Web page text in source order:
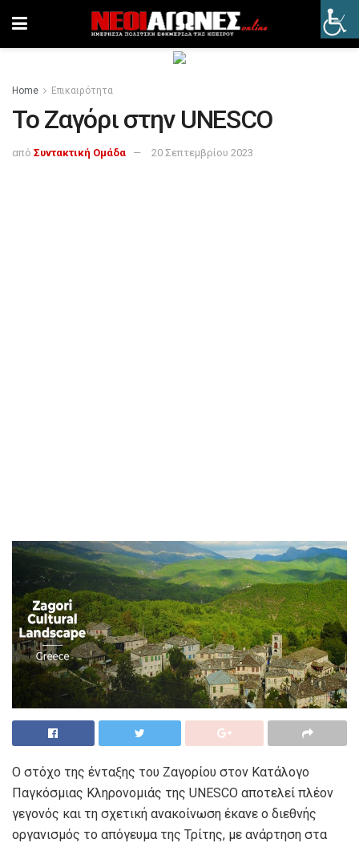
Home Επικαιρότητα
To Ζαγόρι στην UNESCO
από Συντακτική Ομάδα 20 Σεπτεμβρίου 2023
Ο στόχο της ένταξης του Ζαγορίου στον Κατάλογο
Παγκόσμιας Κληρονομιάς της UNESCO αποτελεί πλέον
γεγονός και τη σχετική ανακοίνωση έκανε ο διεθνής
οργανισμός το απόγευμα της Τρίτης, με ανάρτηση στα